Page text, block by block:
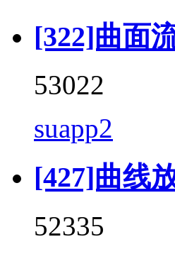
[322]曲面
53022
suapp2
[427]曲线
52335